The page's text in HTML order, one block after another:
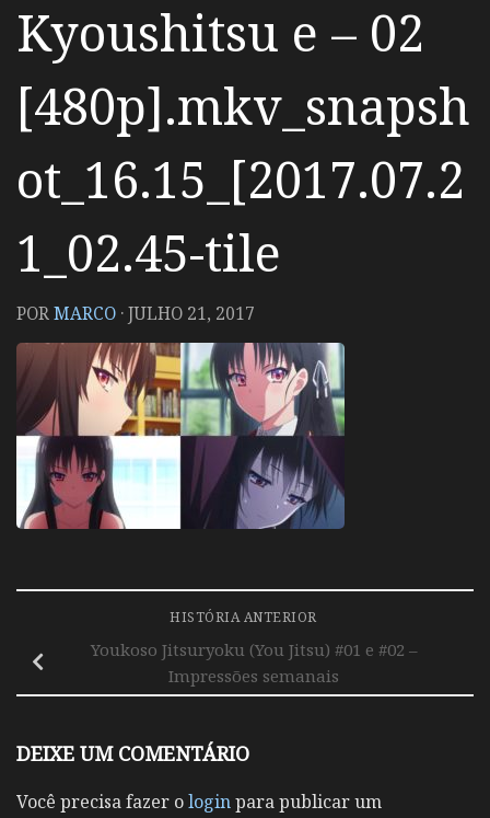
Kyoushitsu e – 02
[480p].mkv_snapsh
ot_16.15_[2017.07.2
1_02.45-tile
PORMARCO ·JULHO 21, 2017
HISTÓRIA ANTERIOR
Youkoso Jitsuryoku (You Jitsu) #01 e #02 –
Impressões semanais
DEIXE UM COMENTÁRIO
Você precisa fazer ologinpara publicar um